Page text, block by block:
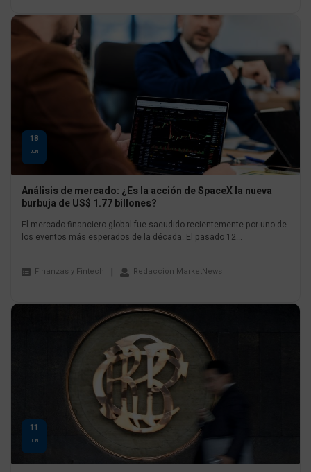
18
JUN
Análisis de mercado: ¿Es la acción de SpaceX la nueva
burbuja de US$ 1.77 billones?
El mercado financiero global fue sacudido recientemente por uno de
los eventos más esperados de la década. El pasado 12...
Finanzas y Fintech Redaccion MarketNews
11
JUN